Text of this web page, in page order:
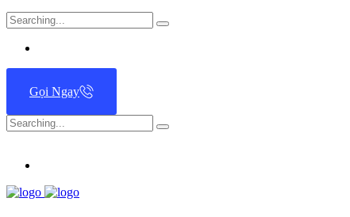
Search
for:
Gọi Ngay
Search
for: